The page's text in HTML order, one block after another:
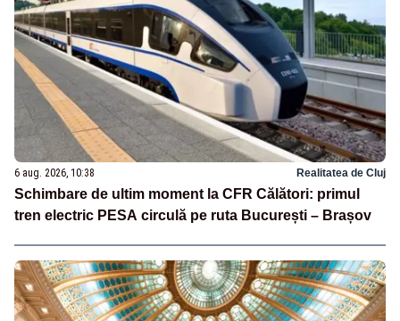
6 aug. 2026, 10:38 Realitatea de Cluj
Schimbare de ultim moment la CFR Călători: primul
tren electric PESA circulă pe ruta București – Brașov